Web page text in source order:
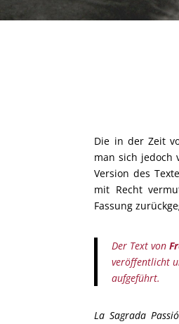
Die in der Zeit
man sich jedoch
Version des
mit Recht
Fassung
Der Text von
veröffentlicht
aufgeführt.
La Sagrada